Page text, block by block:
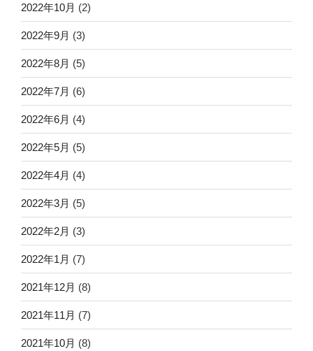
2022年10月 (2)
2022年9月 (3)
2022年8月 (5)
2022年7月 (6)
2022年6月 (4)
2022年5月 (5)
2022年4月 (4)
2022年3月 (5)
2022年2月 (3)
2022年1月 (7)
2021年12月 (8)
2021年11月 (7)
2021年10月 (8)